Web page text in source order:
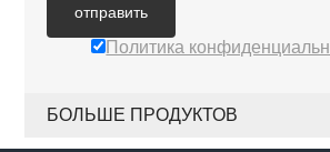
отправить
Политика
БОЛЬШЕ ПРОДУКТОВ